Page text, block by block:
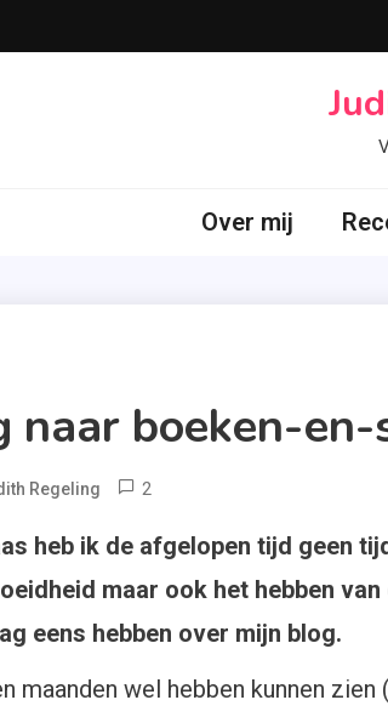
Over mij
naar boeken-
Regeling 2
,
Judithblogtsolo
,
heb ik de afgelopen tijd geen
maar ook het hebben
eens hebben over mijn blog.
maanden wel hebben kunnen